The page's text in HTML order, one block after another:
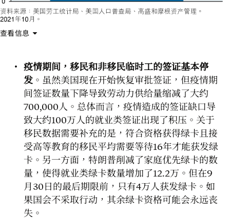
查看信息
疫情期间，移民和非移民临时工的签证基本停
发 。虽然美国现在开始恢复审批签证，但疫情期
间签证数量下降导致劳动力供给量缩减了大约
700,000人。总体而言，疫情造成的签证缺口导
致大约100万人的就业类签证出现了积压。关于
移民数据需要补充的是，符合资格获得绿卡且接
受高等教育的移民平均需要等待16年才能获发绿
卡。另一方面，特朗普削减了家庭优先绿卡的数
量，使得就业类绿卡数量增加了12.2万。但在9
月30日的最后期限前，只有4万人获发绿卡。如
果国会不采取行动，其余绿卡资格可能会永远丧
失。